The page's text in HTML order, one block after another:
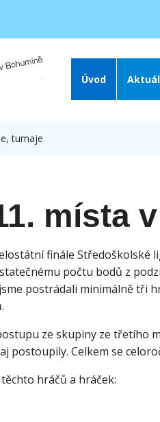
Úvod
turnaje
místa
finále Středoškolské
počtu bodů z
postrádali minimálně tři
ze skupiny ze třetího
postoupily. Celkem se
hráčů a hráček: